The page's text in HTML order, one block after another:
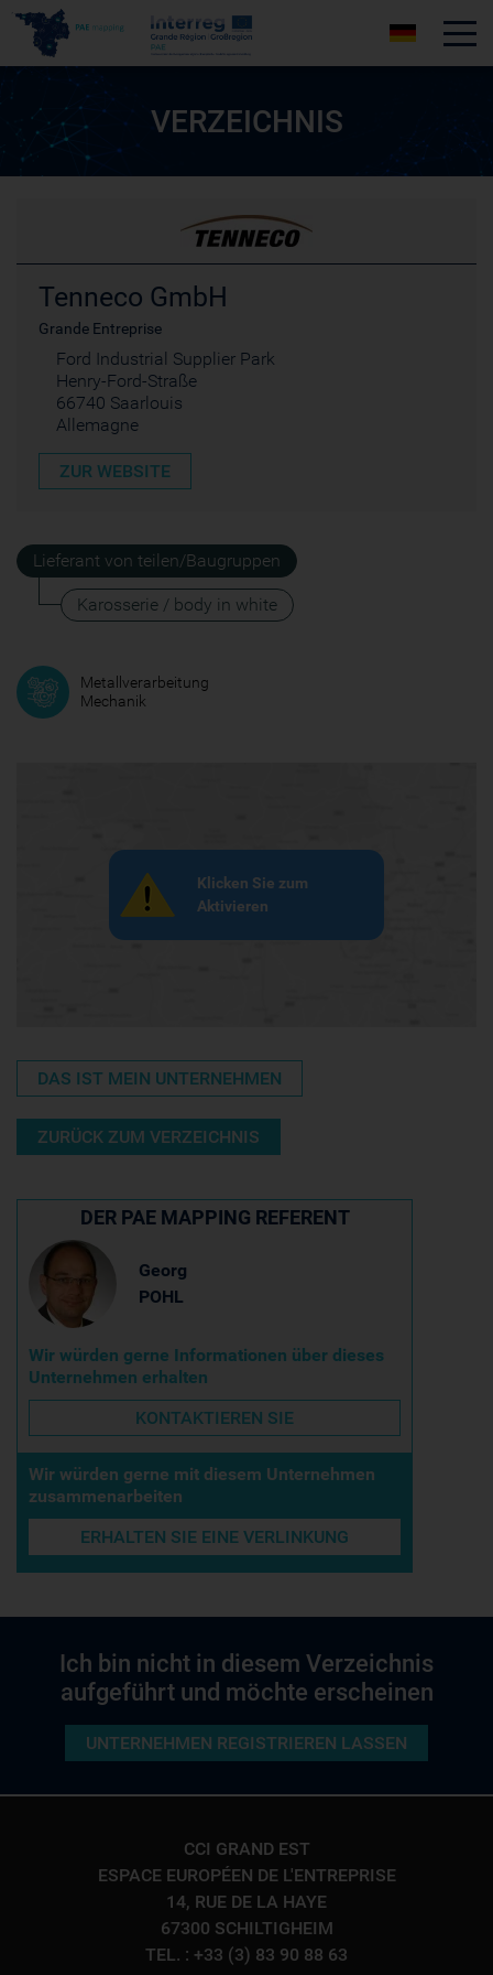
VERZEICHNIS
Tenneco GmbH
Grande Entreprise
Ford Industrial Supplier Park
Henry-Ford-Straße
66740 Saarlouis
Allemagne
ZUR WEBSITE
Lieferant von teilen/Baugruppen
Karosserie / body in white
Metallverarbeitung
Mechanik
Klicken Sie zum
Aktivieren
DAS IST MEIN UNTERNEHMEN
ZURÜCK ZUM VERZEICHNIS
DER PAE MAPPING REFERENT
Georg
POHL
Wir würden gerne Informationen über dieses
Unternehmen erhalten
KONTAKTIEREN SIE
Wir würden gerne mit diesem Unternehmen
zusammenarbeiten
ERHALTEN SIE EINE VERLINKUNG
Ich bin nicht in diesem Verzeichnis
aufgeführt und möchte erscheinen
UNTERNEHMEN REGISTRIEREN LASSEN
CCI GRAND EST
ESPACE EUROPÉEN DE L'ENTREPRISE
14, RUE DE LA HAYE
67300 SCHILTIGHEIM
TEL. : +33 (3) 83 90 88 63